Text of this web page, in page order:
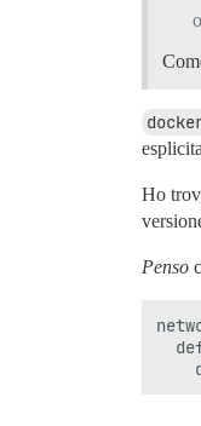
Ho
Penso